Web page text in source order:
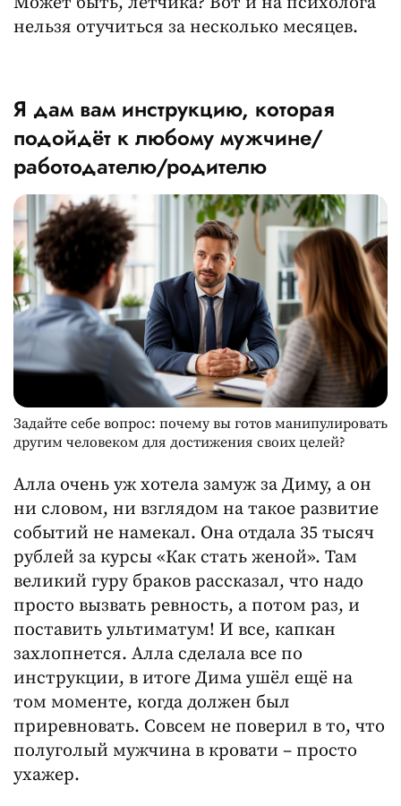
нельзя отучиться за несколько месяцев.
Я дам вам инструкцию, которая
подойдёт к любому мужчине/
работодателю/родителю
Задайте себе вопрос: почему вы готов манипулировать
другим человеком для достижения своих целей?
Алла очень уж хотела замуж за Диму, а он
ни словом, ни взглядом на такое развитие
событий не намекал. Она отдала 35 тысяч
рублей за курсы «Как стать женой». Там
великий гуру браков рассказал, что надо
просто вызвать ревность, а потом раз, и
поставить ультиматум! И все, капкан
захлопнется. Алла сделала все по
инструкции, в итоге Дима ушёл ещё на
том моменте, когда должен был
приревновать. Совсем не поверил в то, что
полуголый мужчина в кровати – просто
ухажер.